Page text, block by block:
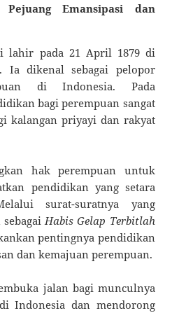
Emansipasi dan
lahir pada 21 April 1879 di
Ia dikenal sebagai pelopor
di Indonesia. Pada
bagi perempuan sangat
kalangan priyayi dan rakyat
hak perempuan untuk
pendidikan yang setara
surat-suratnya yang
Habis Gelap Terbitlah
pentingnya pendidikan
dan kemajuan perempuan.
jalan bagi munculnya
Indonesia dan mendorong